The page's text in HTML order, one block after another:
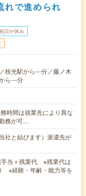
れで進められ
日が休み
枝光駅から---分／藤ノ木
ら---分
時間は就業先により異な
務が可…
社と結びます）派遣先が
手当＋残業代 ※残業代は
※経験・年齢・能力等を